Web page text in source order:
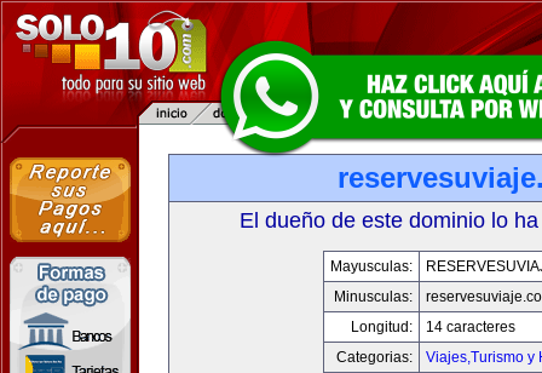
El dueño de este dominio lo
Mayusculas:
Minusculas:
Longitud:
14 caracteres
Categorias:
Viajes,Turismo y